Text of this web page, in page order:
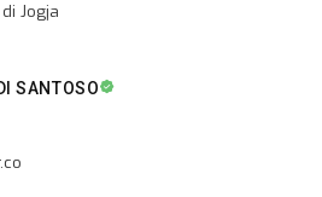
Jogja
SANTOSO